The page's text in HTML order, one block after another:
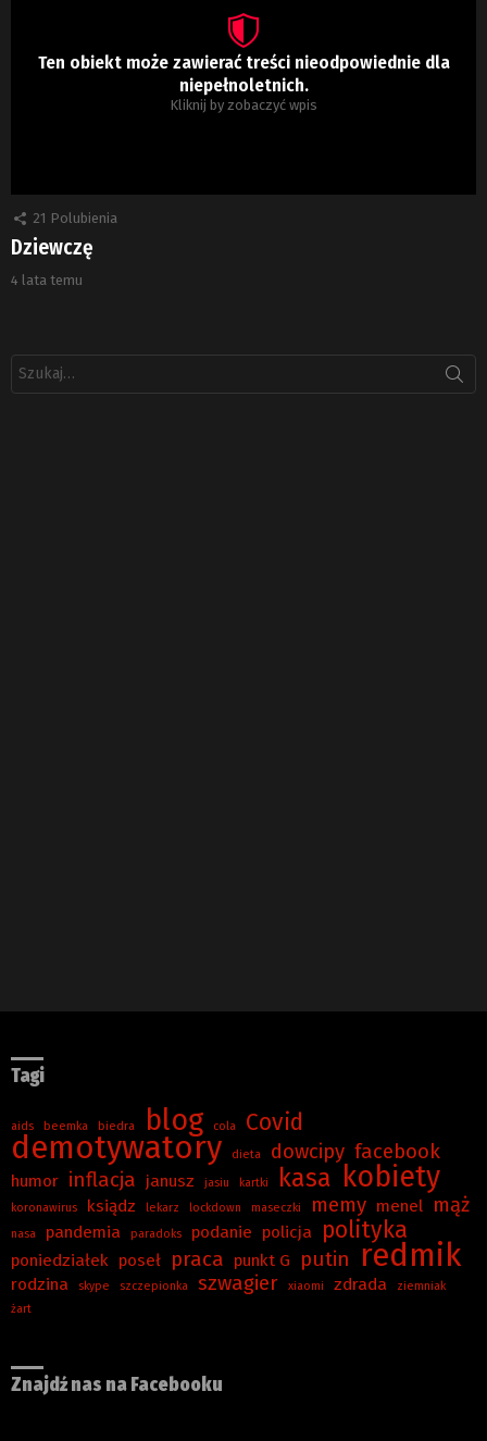
Ten obiekt może zawierać treści nieodpowiednie dla
niepełnoletnich.
Kliknij by zobaczyć wpis
21 Polubienia
Dziewczę
4 lata temu
Tagi
aids beemka biedra blog cola Covid
demotywatory dieta dowcipy facebook
humor inflacja janusz jasiu kartki kasa kobiety
koronawirus ksiądz lekarz lockdown maseczki memy menel mąż
nasa pandemia paradoks podanie policja polityka
poniedziałek poseł praca punkt G putin redmik
rodzina skype szczepionka szwagier xiaomi zdrada
ziemniak
żart
Znajdź nas na Facebooku